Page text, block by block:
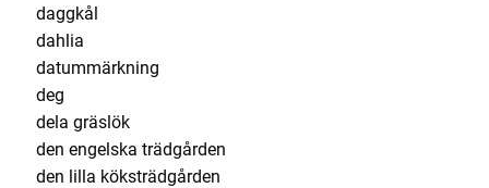
daggkål
dahlia
datummärkning
deg
dela gräslök
den engelska trädgården
den lilla köksträdgården